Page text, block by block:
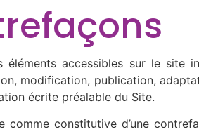
accessibles sur le site
modification, publication,
écrite préalable du Site.
comme constitutive d’une